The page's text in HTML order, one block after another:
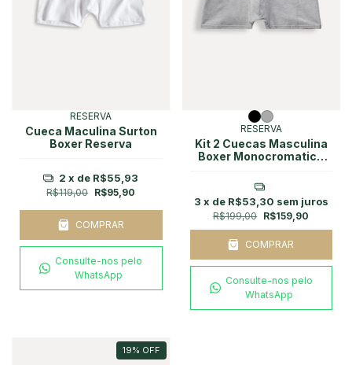
RESERVA
Cueca Maculina Surton
Boxer Reserva
R$119,00 R$95,90
2 x de R$55,93
COMPRAR
Consulte-nos pelo
WhatsApp
RESERVA
Kit 2 Cuecas Masculina
Boxer Monocromatico
R$199,00 R$159,90
3 x de R$53,30 sem juros
COMPRAR
Consulte-nos pelo
WhatsApp
19% OFF